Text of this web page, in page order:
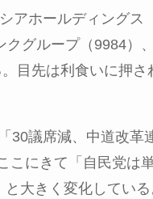
アホールディングス
クグループ（9984）
目先は利食いに押さ
30議席減、中道改革
こにきて「自民党は
大きく変化している